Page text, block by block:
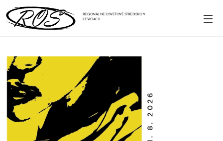
REGIONÁLNE OSVETOVÉ STREDISKO V
LEVICIACH